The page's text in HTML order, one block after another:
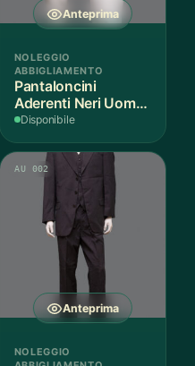
Anteprima
NOLEGGIO
ABBIGLIAMENTO
Pantaloncini
Aderenti Neri Uomo
S - 2 Paia
Disponibile
Anteprima
AU 002
NOLEGGIO